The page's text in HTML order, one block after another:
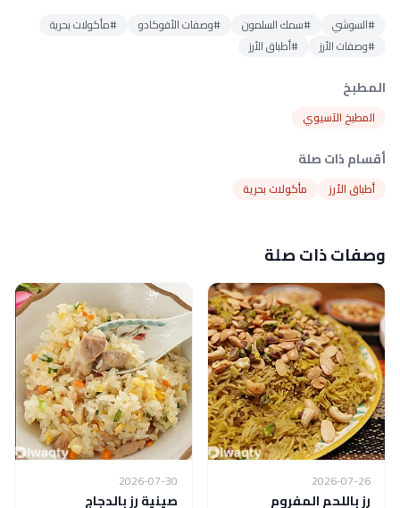
#السوشي #سمك السلمون #وصفات الأفوكادو
#مأكولات بحرية
#وصفات الأرز
#أطباق الأرز
المطبخ
المطبخ الآسيوي
أقسام ذات صلة
أطباق الأرز مأكولات بحرية
وصفات ذات صلة
2026-07-26
رز باللحم المفروم
2026-07-30
صينية رز بالدجاج